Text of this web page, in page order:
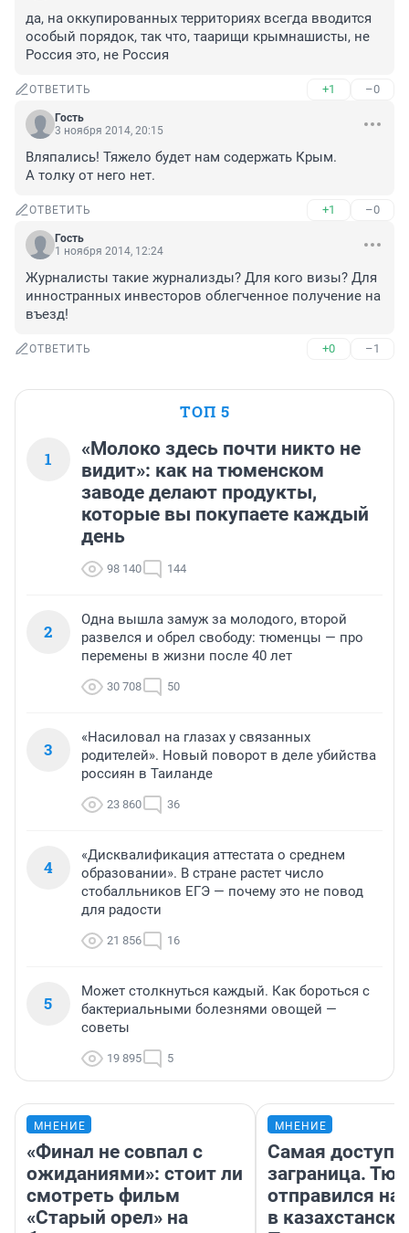
да, на оккупированных территориях всегда вводится
особый порядок, так что, таарищи крымнашисты, не
Россия это, не Россия
ОТВЕТИТЬ +1 –0
Гость
3 ноября 2014, 20:15
Вляпались! Тяжело будет нам содержать Крым.
А толку от него нет.
ОТВЕТИТЬ +1 –0
Гость
1 ноября 2014, 12:24
Журналисты такие журнализды? Для кого визы? Для
инностранных инвесторов облегченное получение на
въезд!
ОТВЕТИТЬ +0 –1
ТОП 5
1
«Молоко здесь почти никто не
видит»: как на тюменском
заводе делают продукты,
которые вы покупаете каждый
день
98 140 144
2
Одна вышла замуж за молодого, второй
развелся и обрел свободу: тюменцы — про
перемены в жизни после 40 лет
30 708 50
3
«Насиловал на глазах у связанных
родителей». Новый поворот в деле убийства
россиян в Таиланде
23 860 36
4
«Дисквалификация аттестата о среднем
образовании». В стране растет число
стобалльников ЕГЭ — почему это не повод
для радости
21 856 16
5
Может столкнуться каждый. Как бороться с
бактериальными болезнями овощей —
советы
19 895 5
МНЕНИЕ
«Финал не совпал с
ожиданиями»: стоит ли
смотреть фильм
«Старый орел» на
МНЕНИЕ
Самая
заграница.
отправился
в